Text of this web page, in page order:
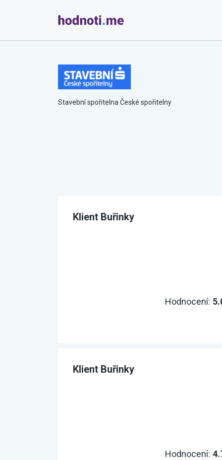
Stavební spořitelna České spořitelny
Klient Buřinky
Hodnocení:
Klient Buřinky
Hodnocení: